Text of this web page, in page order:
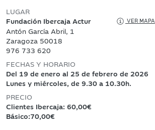
LUGAR
Fundación Ibercaja Actur
VER MAPA
Antón García Abril, 1
Zaragoza 50018
976 733 620
FECHAS Y HORARIO
Del 19 de enero al 25 de febrero de 2026
Lunes y miércoles, de 9.30 a 10.30h.
PRECIO
Clientes Ibercaja: 60,00€
Básico:70,00€